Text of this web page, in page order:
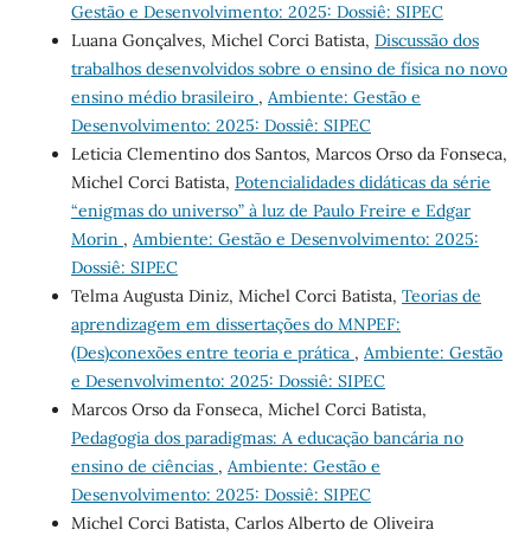
Gestão e Desenvolvimento: 2025: Dossiê: SIPEC
Luana Gonçalves, Michel Corci Batista, Discussão dos
trabalhos desenvolvidos sobre o ensino de física no novo
ensino médio brasileiro , Ambiente: Gestão e
Desenvolvimento: 2025: Dossiê: SIPEC
Leticia Clementino dos Santos, Marcos Orso da Fonseca,
Michel Corci Batista, Potencialidades didáticas da série
“enigmas do universo” à luz de Paulo Freire e Edgar
Morin , Ambiente: Gestão e Desenvolvimento: 2025:
Dossiê: SIPEC
Telma Augusta Diniz, Michel Corci Batista, Teorias de
aprendizagem em dissertações do MNPEF:
(Des)conexões entre teoria e prática , Ambiente: Gestão
e Desenvolvimento: 2025: Dossiê: SIPEC
Marcos Orso da Fonseca, Michel Corci Batista,
Pedagogia dos paradigmas: A educação bancária no
ensino de ciências , Ambiente: Gestão e
Desenvolvimento: 2025: Dossiê: SIPEC
Michel Corci Batista, Carlos Alberto de Oliveira